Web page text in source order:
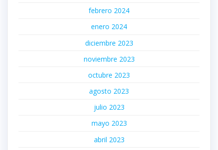
febrero 2024
enero 2024
diciembre 2023
noviembre 2023
octubre 2023
agosto 2023
julio 2023
mayo 2023
abril 2023